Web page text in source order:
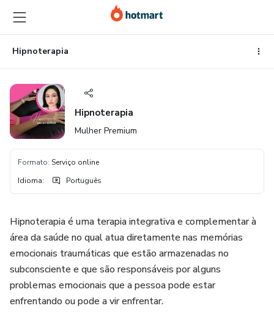
para
o
conteúdo
principal
para
o
pagamento
para
o
rodapé
Hipnoterapia
Hipnoterapia
Mulher Premium
Formato: Serviço online
Idioma: Português
Hipnoterapia é uma terapia integrativa e complementar à
área da saúde no qual atua diretamente nas memórias
emocionais traumáticas que estão armazenadas no
subconsciente e que são responsáveis por alguns
problemas emocionais que a pessoa pode estar
enfrentando ou pode a vir enfrentar.